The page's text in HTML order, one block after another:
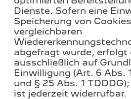
Dienste. Sofern eine
Speicherung von
vergleichbaren
abgefragt wurde, erfolgt
ausschließlich auf
Einwilligung (Art. 6 Abs.
und § 25 Abs. 1
ist jederzeit widerrufbar.